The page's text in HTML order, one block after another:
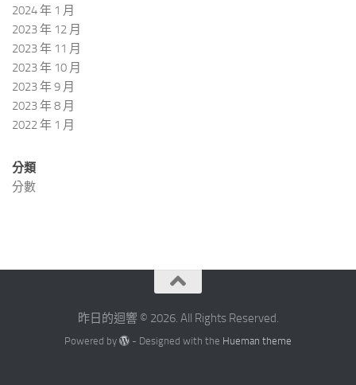
2024 年 1 月
2023 年 12 月
2023 年 11 月
2023 年 10 月
2023 年 9 月
2023 年 8 月
2022 年 1 月
分類
分數
昨日的迴響 © 2026. All Rights Reserved.
Powered by - Designed with the Hueman theme